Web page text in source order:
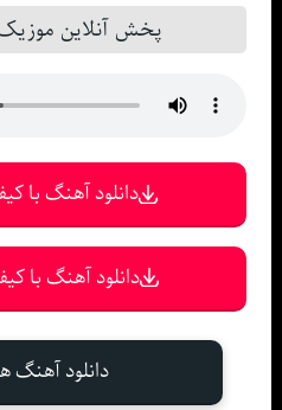
پخش آنلاین
دانلود آهنگ با
دانلود آهنگ با
دانلود آهنگ